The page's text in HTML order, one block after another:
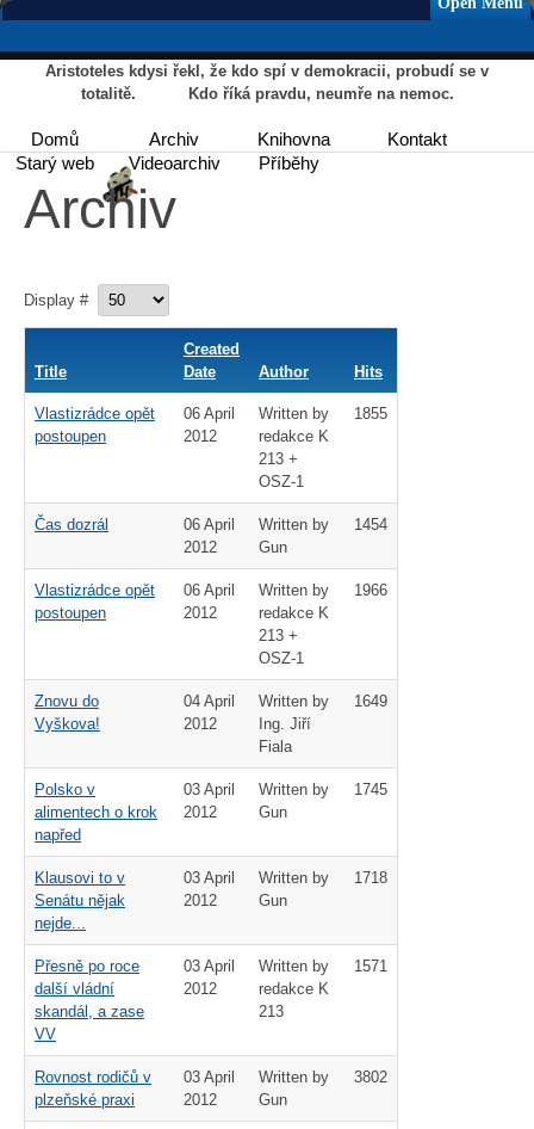
Aristoteles kdysi řekl, že kdo spí v demokracii, probudí se v
totalitě. Kdo říká pravdu, neumře na nemoc.
Domů Archiv Knihovna
Kontakt
Starý web
Videoarchiv Příběhy
Archiv
Display #
Title
Created
Date
Author Hits
Vlastizrádce opět
postoupen
06 April
2012
Written by
redakce K
213 +
OSZ-1
1855
Čas dozrál
06 April
2012
Written by
Gun
1454
Vlastizrádce opět
postoupen
06 April
2012
Written by
redakce K
213 +
OSZ-1
1966
Znovu do
Vyškova!
04 April
2012
Written by
Ing. Jiří
Fiala
1649
Polsko v
alimentech o krok
napřed
03 April
2012
Written by
Gun
1745
Klausovi to v
Senátu nějak
nejde...
03 April
2012
Written by
Gun
1718
Přesně po roce
další vládní
skandál, a zase
VV
03 April
2012
Written by
redakce K
213
1571
Rovnost rodičů v
plzeňské praxi
03 April
2012
Written by
Gun
3802